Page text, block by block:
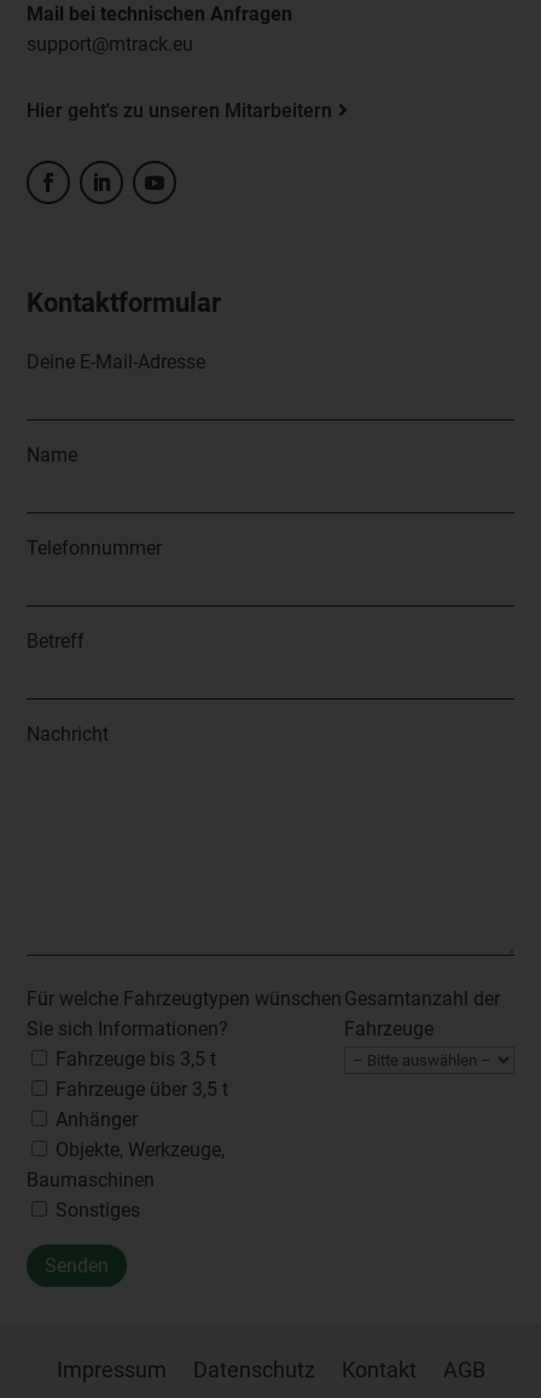
Mail bei technischen Anfragen
support@mtrack.eu
Hier geht's zu unseren Mitarbeitern
Kontaktformular
Deine E-Mail-Adresse
Name
Telefonnummer
Betreff
Nachricht
Für welche Fahrzeugtypen wünschen
Sie sich Informationen?
Fahrzeuge bis 3,5 t
Fahrzeuge über 3,5 t
Anhänger
Objekte, Werkzeuge,
Baumaschinen
Sonstiges
Gesamtanzahl der
Fahrzeuge
Impressum Datenschutz Kontakt AGB